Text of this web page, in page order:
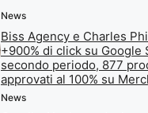
News
Biss Agency e Charles
+900% di click su Google
secondo periodo, 877
approvati al 100% su
News